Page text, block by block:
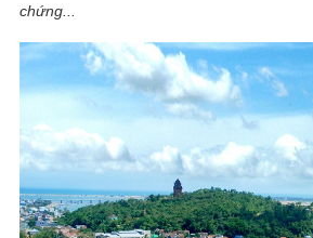
chứng...